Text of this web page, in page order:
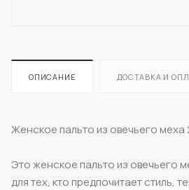
ОПИСАНИЕ ДОСТАВКА И
Женское пальто из овечьего меха
Это женское пальто из овечьего
для тех, кто предпочитает стиль,